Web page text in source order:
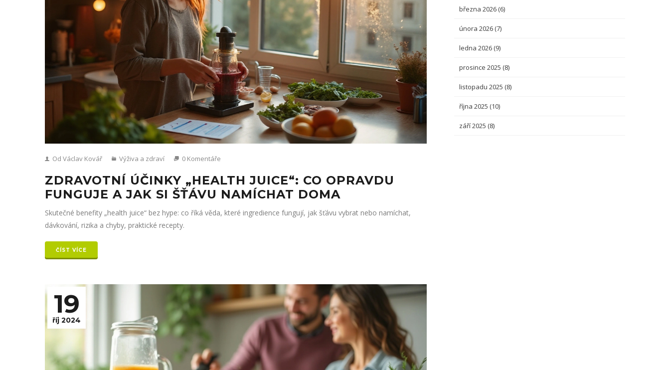
Od Václav Kovář Výživa a zdraví 0 Komentáře
ZDRAVOTNÍ ÚČINKY „HEALTH JUICE“: CO OPRAVDU
FUNGUJE A JAK SI ŠŤÁVU NAMÍCHAT DOMA
Skutečné benefity „health juice“ bez hype: co říká věda, které ingredience fungují, jak šťávu vybrat nebo namíchat,
dávkování, rizika a chyby, praktické recepty.
ČÍST VÍCE
19
říj 2024
března 2026 (6)
února 2026 (7)
ledna 2026 (9)
prosince 2025 (8)
listopadu 2025 (8)
října 2025 (10)
září 2025 (8)